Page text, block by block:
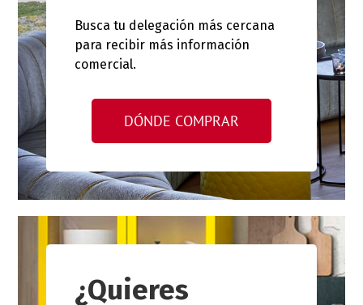
Busca tu delegación más cercana
para recibir más información
comercial.
DÓNDE COMPRAR
¿Quieres